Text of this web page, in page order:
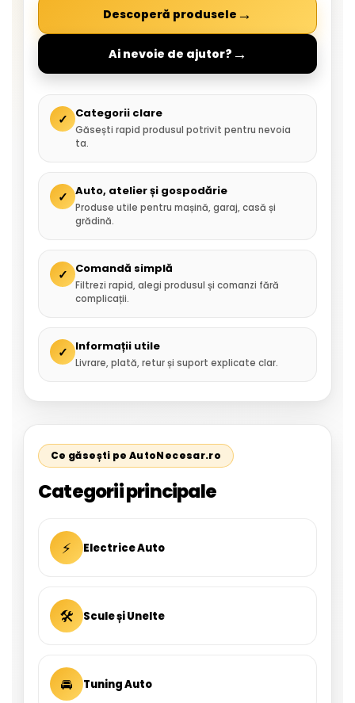
Descoperă produsele →
Ai nevoie de ajutor? →
✓ Categorii clare
Găsești rapid produsul potrivit pentru nevoia
ta.
✓ Auto, atelier și gospodărie
Produse utile pentru mașină, garaj, casă și
grădină.
✓ Comandă simplă
Filtrezi rapid, alegi produsul și comanzi fără
complicații.
✓ Informații utile
Livrare, plată, retur și suport explicate clar.
Ce găsești pe AutoNecesar.ro
Categorii principale
⚡ Electrice Auto
🛠 Scule și Unelte
🚘 Tuning Auto